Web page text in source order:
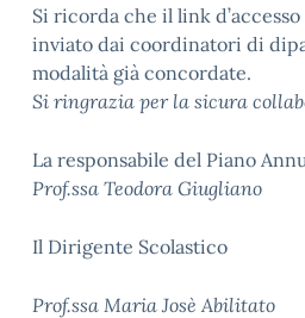
Si ricorda che il link
inviato dai coordinatori di
modalità già concordate.
Si ringrazia per la sicura
La responsabile del Piano
Prof.ssa Teodora Giugliano
Il Dirigente Scolastico
Prof.ssa Maria Josè Abilitato